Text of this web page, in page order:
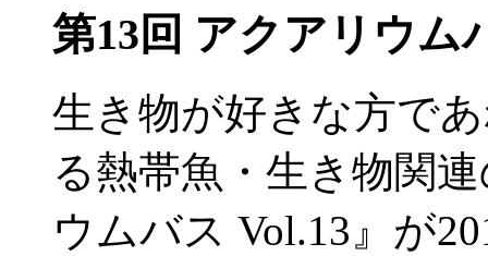
第13回 アクアリウ
生き物が好きな方で
る熱帯魚・生き物関
ウムバス Vol.13』が